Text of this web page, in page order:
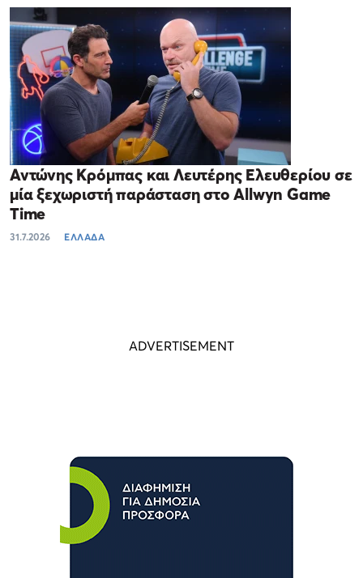
Αντώνης Κρόμπας και Λευτέρης Ελευθερίου σε
μία ξεχωριστή παράσταση στο Allwyn Game
Time
31.7.2026 ΕΛΛΑΔΑ